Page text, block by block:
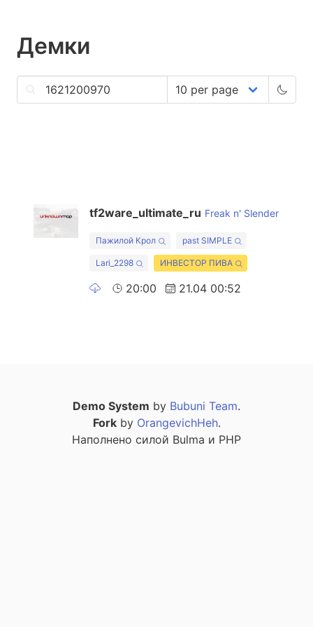
Демки
tf2ware_ultimate_ru Freak n' Slender
Пажилой Крол past SIMPLE
Lari_2298 ИНВЕСТОР ПИВА
20:00 21.04 00:52
Demo System by Bubuni Team.
Forkby OrangevichHeh.
Наполнено силой Bulma и PHP